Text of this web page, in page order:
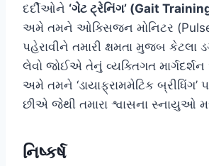
દર્દીઓને ‘ગેટ ટ્રેનિંગ’ (Gait
અમે તમને ઓક્સિજન મોનિટર
પહેરાવીને તમારી ક્ષમતા મુજબ કેટલા
લેવો જોઈએ તેનું વ્યક્તિગત
અમે તમને ‘ડાયાફ્રામમેટિક
છીએ જેથી તમારા શ્વાસના
નિષ્કર્ષ